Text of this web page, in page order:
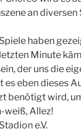
an
haben
Minute
der uns die
es eben dieses
benötigt wird,
weiß, Allez!
e.V.